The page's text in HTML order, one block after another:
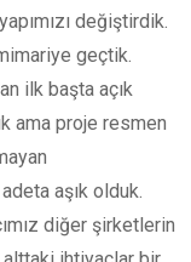
değiştirdik.
geçtik.
ilk başta açık
ama proje resmen
aşık olduk.
diğer şirketlerin